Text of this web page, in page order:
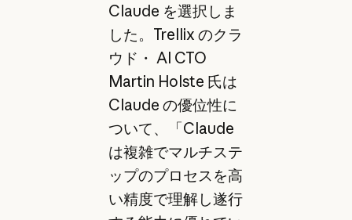
Claude を選択しま
した。Trellix のクラ
ウド・ AI CTO
Martin Holste 氏は
Claude の優位性に
ついて、「Claude
は複雑でマルチステ
ップのプロセスを高
い精度で理解し遂行